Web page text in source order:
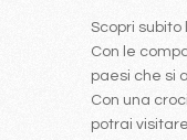
Scopri
Con le
paesi che si
Con una
potrai